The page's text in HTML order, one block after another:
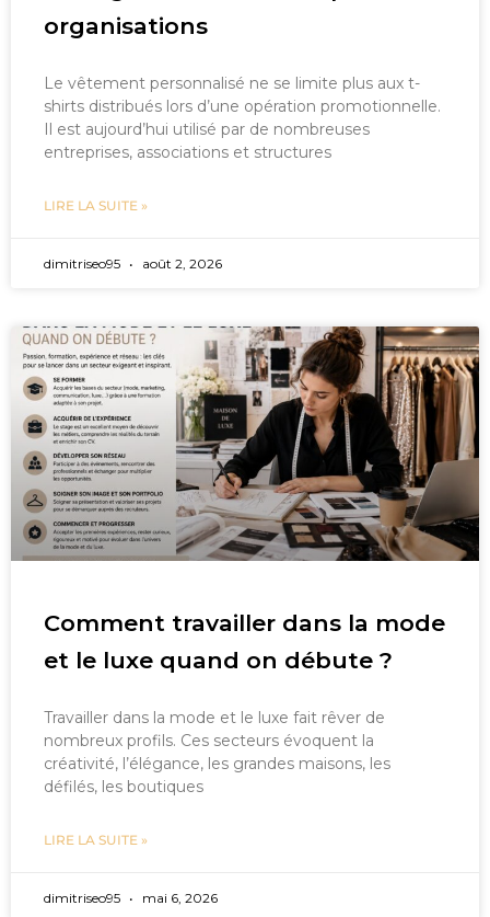
organisations
Le vêtement personnalisé ne se limite plus aux t-
shirts distribués lors d’une opération promotionnelle.
Il est aujourd’hui utilisé par de nombreuses
entreprises, associations et structures
LIRE LA SUITE »
dimitriseo95 août 2, 2026
Comment travailler dans la mode
et le luxe quand on débute ?
Travailler dans la mode et le luxe fait rêver de
nombreux profils. Ces secteurs évoquent la
créativité, l’élégance, les grandes maisons, les
défilés, les boutiques
LIRE LA SUITE »
dimitriseo95 mai 6, 2026